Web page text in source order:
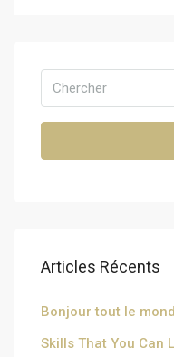
Articles Récents
Bonjour tout le
Skills That You Can